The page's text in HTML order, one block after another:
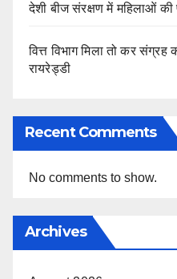
देशी बीज संरक्षण में महिलाओं की
वित्त विभाग मिला तो कर संग्रह
रायरेड्डी
Recent Comments
No comments to show.
Archives